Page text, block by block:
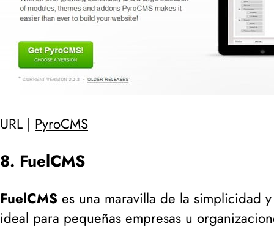
URL | PyroCMS
8. FuelCMS
FuelCMS es una maravilla de la simplicidad
ideal para pequeñas empresas u